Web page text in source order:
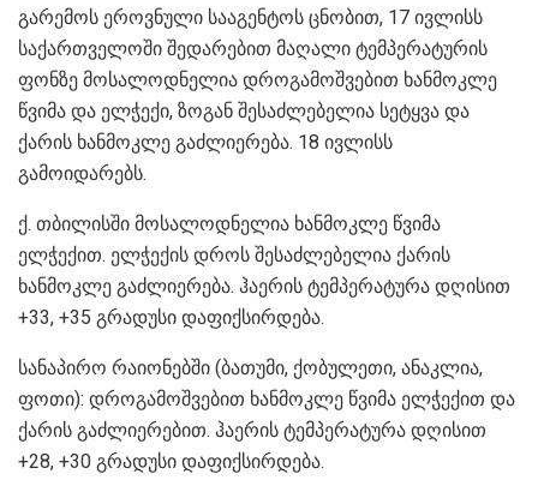
გარემოს ეროვნული სააგენტოს ცნობით, 17 ივლისს
საქართველოში შედარებით მაღალი ტემპერატურის
ფონზე მოსალოდნელია დროგამოშვებით ხანმოკლე
წვიმა და ელჭექი, ზოგან შესაძლებელია სეტყვა და
ქარის ხანმოკლე გაძლიერება. 18 ივლისს
გამოიდარებს.
ქ. თბილისში მოსალოდნელია ხანმოკლე წვიმა
ელჭექით. ელჭექის დროს შესაძლებელია ქარის
ხანმოკლე გაძლიერება. ჰაერის ტემპერატურა დღისით
+33, +35 გრადუსი დაფიქსირდება.
სანაპირო რაიონებში (ბათუმი, ქობულეთი, ანაკლია,
ფოთი): დროგამოშვებით ხანმოკლე წვიმა ელჭექით და
ქარის გაძლიერებით. ჰაერის ტემპერატურა დღისით
+28, +30 გრადუსი დაფიქსირდება.